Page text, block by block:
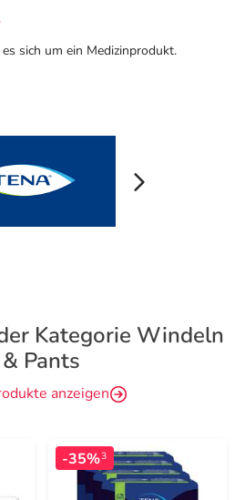
sich um ein Medizinprodukt.
Kategorie Windeln
& Pants
anzeigen
-35%3